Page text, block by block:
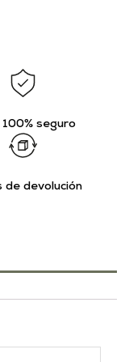
100% seguro
de devolución